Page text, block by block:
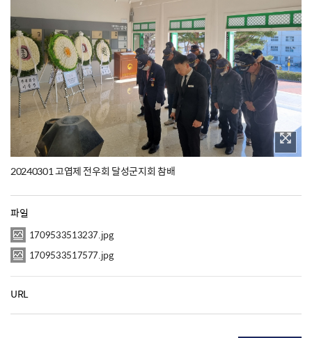
20240301 고엽제 전우회 달성군지회 참배
파일
1709533513237.jpg
1709533517577.jpg
URL